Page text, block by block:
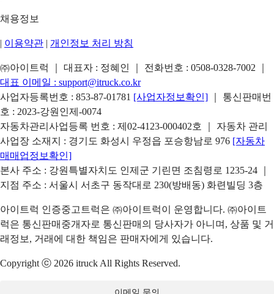
채용정보
| 이용약관 | 개인정보 처리 방침
㈜아이트럭 ｜ 대표자 : 정혜인 ｜ 전화번호 : 0508-0328-7002
대표 이메일 : support@itruck.co.kr
사업자등록번호 : 853-87-01781 [사업자정보확인]
｜ 통신판매번
호 : 2023-강원인제-0074
자동차관리사업등록 번호 : 제02-4123-000402호 ｜ 자동차 관리
사업장 소재지 : 경기도 화성시 우정읍 포승항남로 976 [자동차
매매업정보확인]
본사 주소 : 강원특별자치도 인제군 기린면 조침령로 1235-24 ｜
지점 주소 : 서울시 서초구 동작대로 230(방배동) 화련빌딩 3층
아이트럭 인증중고트럭은 ㈜아이트럭이 운영합니다. ㈜아이트
럭은 통신판매중개자로 통신판매의 당사자가 아니며, 상품 및 거
래정보, 거래에 대한 책임은 판매자에게 있습니다.
Copyright ⓒ 2026 itruck All Rights Reserved.